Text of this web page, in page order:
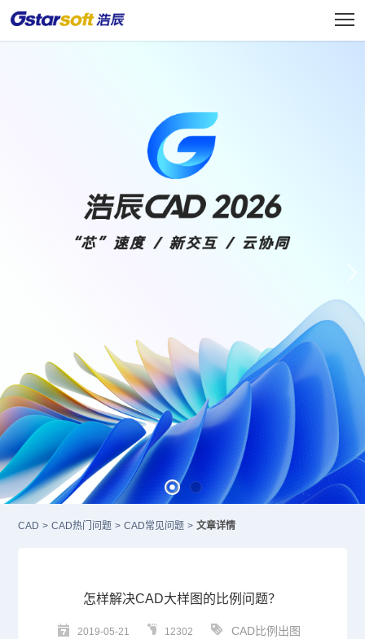
CAD > CAD热门问题 > CAD常见问题 > 文章详情
怎样解决CAD大样图的比例问题？
2019-05-21 12302 CAD比例出图